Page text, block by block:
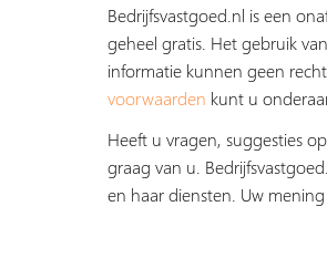
Bedrijfsvastgoed.nl is een
geheel gratis. Het gebruik
informatie kunnen geen
voorwaarden kunt u
Heeft u vragen, suggesties
graag van u.
en haar diensten. Uw